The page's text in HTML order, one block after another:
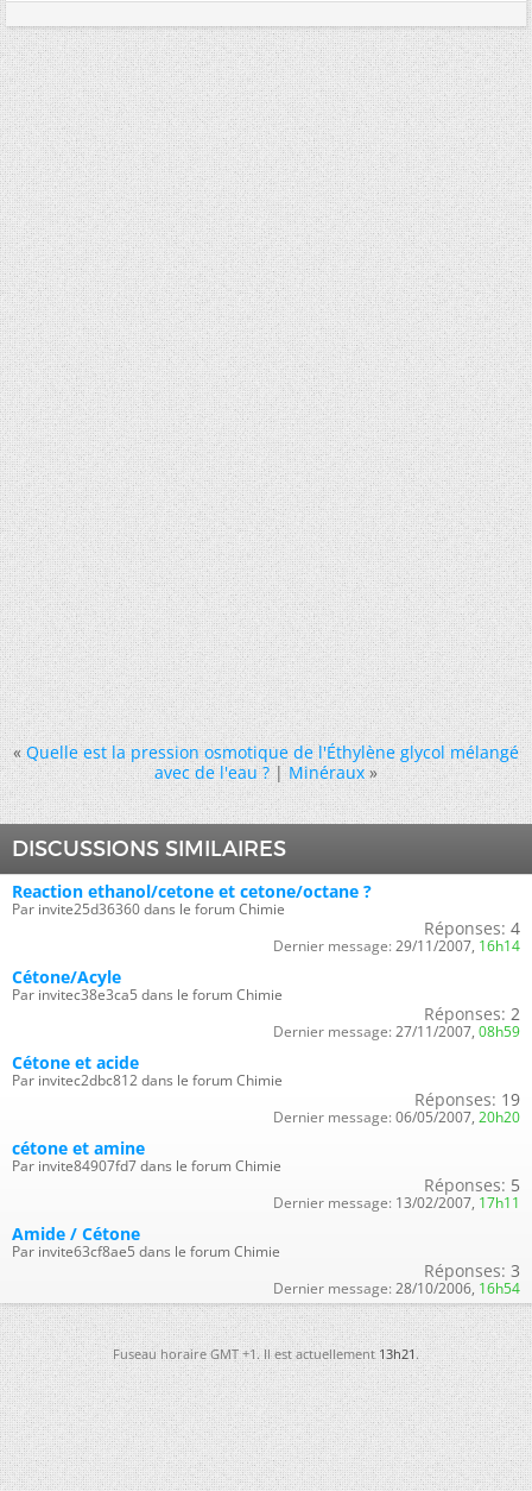
« Quelle est la pression osmotique de l'Éthylène glycol mélangé
avec de l'eau ?|Minéraux »
DISCUSSIONS SIMILAIRES
Reaction ethanol/cetone et cetone/octane ?
Par invite25d36360 dans le forum Chimie
Réponses: 4
Dernier message: 29/11/2007, 16h14
Cétone/Acyle
Par invitec38e3ca5 dans le forum Chimie
Réponses: 2
Dernier message: 27/11/2007, 08h59
Cétone et acide
Par invitec2dbc812 dans le forum Chimie
Réponses: 19
Dernier message: 06/05/2007, 20h20
cétone et amine
Par invite84907fd7 dans le forum Chimie
Réponses: 5
Dernier message: 13/02/2007, 17h11
Amide / Cétone
Par invite63cf8ae5 dans le forum Chimie
Réponses: 3
Dernier message: 28/10/2006, 16h54
Fuseau horaire GMT +1. Il est actuellement13h21.